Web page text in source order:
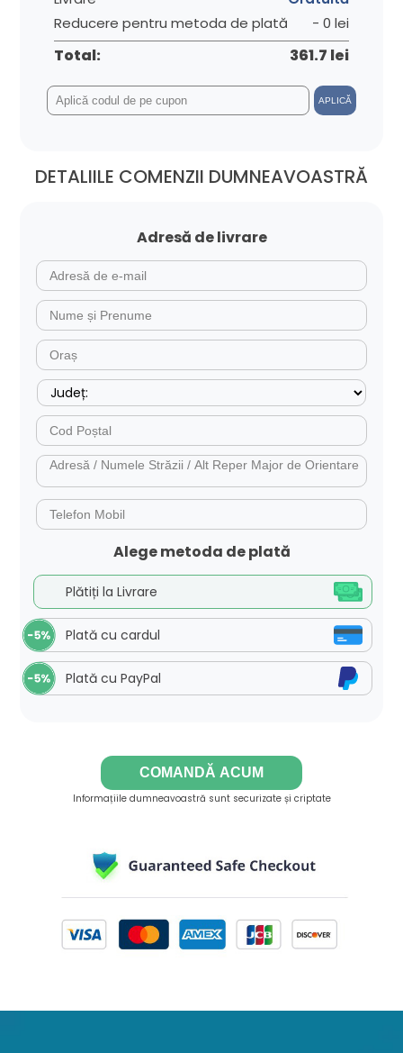
Reducere pentru metoda de plată
- 0 lei
Total: 361.7 lei
APLICĂ
DETALIILE COMENZII DUMNEAVOASTRĂ
Adresă de livrare
Alege metoda de plată
Plătiți la Livrare
Plată cu cardul
Plată cu PayPal
COMANDĂ ACUM
Informațiile dumneavoastră sunt securizate și criptate